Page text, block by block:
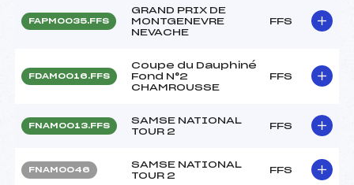
FAPM0035.FFS
GRAND PRIX DE
MONTGENEVRE
NEVACHE
FFS
FDAM0016.FFS
Coupe du Dauphiné
Fond N°2
CHAMROUSSE
FFS
FNAM0013.FFS
SAMSE NATIONAL
TOUR 2
FFS
FNAM0046
SAMSE NATIONAL
TOUR 2
FFS